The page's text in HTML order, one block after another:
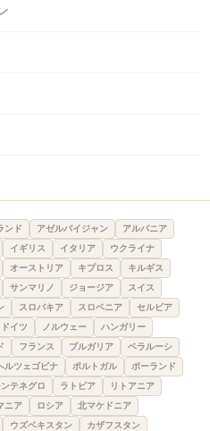
ンド アゼルバイジャン
アルバニア
イギリス イタリア
ウクライナ
オーストリア キプロス
キルギス
サンマリノ ジョージア
スイス
スロバキア スロベニア
セルビア
ドイツ ノルウェー
ハンガリー
フランス ブルガリア
ベラルーシ
ルツェゴビナ ポルトガル
ポーランド
テネグロ ラトビア
リトアニア
ニア ロシア 北マケドニア
ウズベキスタン
カザフスタン